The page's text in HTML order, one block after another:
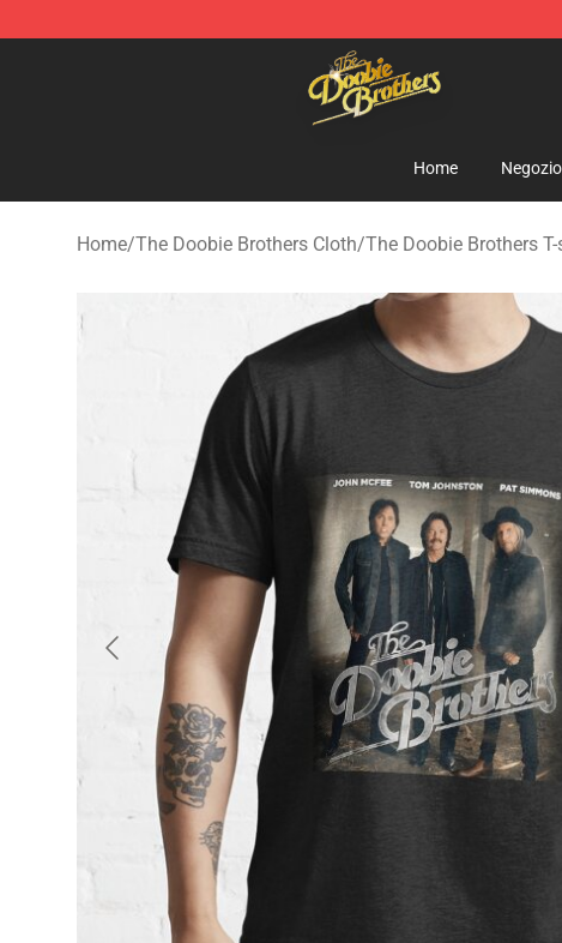
The Doobie Brothers Store - Official The Doobie Brothers
Home Negozio
Home/The Doobie Brothers Cloth/The Doobie Brothers